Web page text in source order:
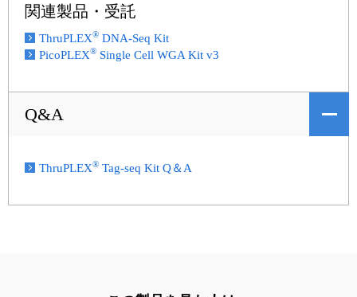
関連製品・受託
ThruPLEX® DNA-Seq Kit
PicoPLEX® Single Cell WGA Kit v3
Q&A
ThruPLEX® Tag-seq Kit Q＆A